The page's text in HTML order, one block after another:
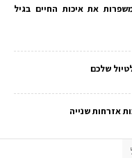
את איכות החיים בגיל
שלכם
אזרחות שנייה